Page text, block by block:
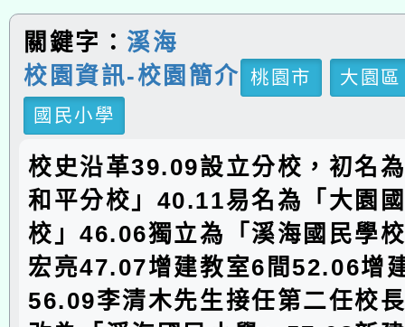
關鍵字： 溪海
校園資訊-校園簡介 桃園市
大園區
國民小學
校史沿革39.09設立分校，初名
和平分校」40.11易名為「大園
校」46.06獨立為「溪海國民學
宏亮47.07增建教室6間52.06增
56.09李清木先生接任第二任校